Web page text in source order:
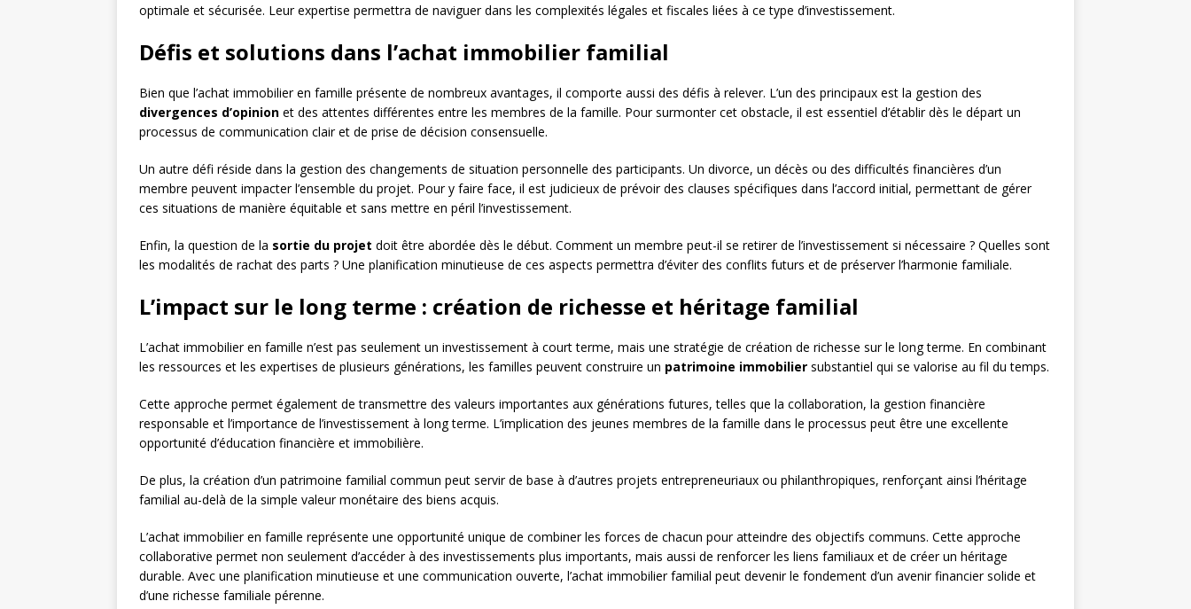
optimale et sécurisée. Leur expertise permettra de naviguer dans les complexités légales et fiscales liées à ce type d’investissement.
Défis et solutions dans l’achat immobilier familial
Bien que l’achat immobilier en famille présente de nombreux avantages, il comporte aussi des défis à relever. L’un des principaux est la gestion des
divergences d’opinion et des attentes différentes entre les membres de la famille. Pour surmonter cet obstacle, il est essentiel d’établir dès le départ un
processus de communication clair et de prise de décision consensuelle.
Un autre défi réside dans la gestion des changements de situation personnelle des participants. Un divorce, un décès ou des difficultés financières d’un
membre peuvent impacter l’ensemble du projet. Pour y faire face, il est judicieux de prévoir des clauses spécifiques dans l’accord initial, permettant de gérer
ces situations de manière équitable et sans mettre en péril l’investissement.
Enfin, la question de la sortie du projet doit être abordée dès le début. Comment un membre peut-il se retirer de l’investissement si nécessaire ? Quelles sont
les modalités de rachat des parts ? Une planification minutieuse de ces aspects permettra d’éviter des conflits futurs et de préserver l’harmonie familiale.
L’impact sur le long terme : création de richesse et héritage familial
L’achat immobilier en famille n’est pas seulement un investissement à court terme, mais une stratégie de création de richesse sur le long terme. En combinant
les ressources et les expertises de plusieurs générations, les familles peuvent construire un patrimoine immobilier substantiel qui se valorise au fil du temps.
Cette approche permet également de transmettre des valeurs importantes aux générations futures, telles que la collaboration, la gestion financière
responsable et l’importance de l’investissement à long terme. L’implication des jeunes membres de la famille dans le processus peut être une excellente
opportunité d’éducation financière et immobilière.
De plus, la création d’un patrimoine familial commun peut servir de base à d’autres projets entrepreneuriaux ou philanthropiques, renforçant ainsi l’héritage
familial au-delà de la simple valeur monétaire des biens acquis.
L’achat immobilier en famille représente une opportunité unique de combiner les forces de chacun pour atteindre des objectifs communs. Cette approche
collaborative permet non seulement d’accéder à des investissements plus importants, mais aussi de renforcer les liens familiaux et de créer un héritage
durable. Avec une planification minutieuse et une communication ouverte, l’achat immobilier familial peut devenir le fondement d’un avenir financier solide et
d’une richesse familiale pérenne.